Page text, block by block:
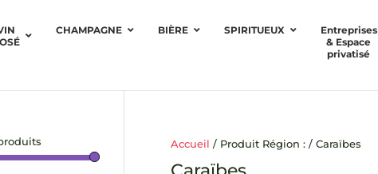
CHAMPAGNE BIÈRE SPIRITUEUX
Entreprises
& Espace
privatisé
Accueil / Produit Région : / Caraïbes